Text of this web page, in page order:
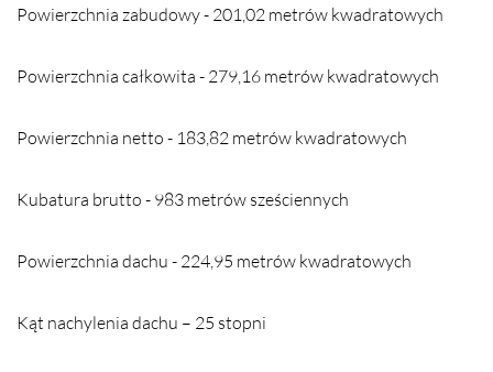
Powierzchnia zabudowy - 201,02 metrów kwadratowych
Powierzchnia całkowita - 279,16 metrów kwadratowych
Powierzchnia netto - 183,82 metrów kwadratowych
Kubatura brutto - 983 metrów sześciennych
Powierzchnia dachu - 224,95 metrów kwadratowych
Kąt nachylenia dachu – 25 stopni